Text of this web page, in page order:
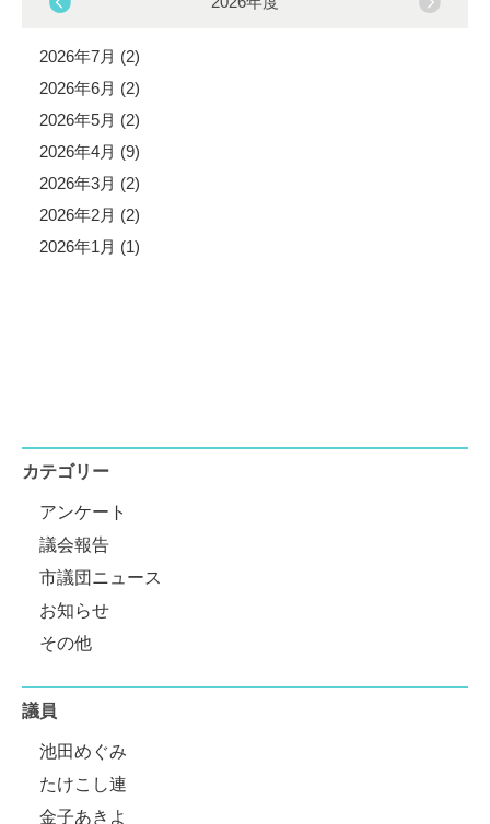
2026年7月 (2)
2026年6月 (2)
2026年5月 (2)
2026年4月 (9)
2026年3月 (2)
2026年2月 (2)
2026年1月 (1)
カテゴリー
アンケート
議会報告
市議団ニュース
お知らせ
その他
議員
池田めぐみ
たけこし連
金子あきよ